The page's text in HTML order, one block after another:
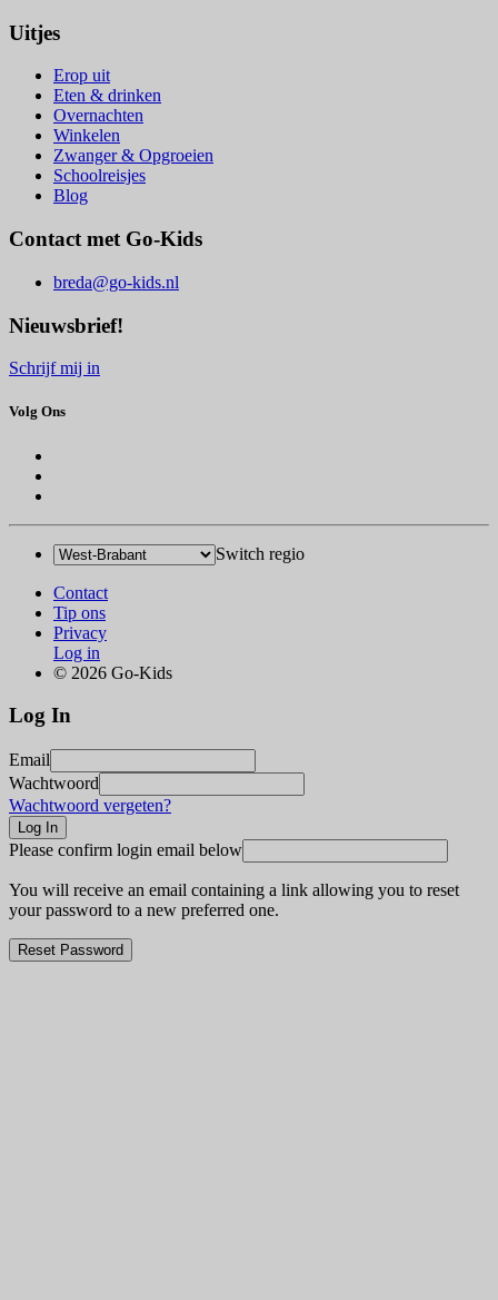
Uitjes
Erop uit
Eten & drinken
Overnachten
Winkelen
Zwanger & Opgroeien
Schoolreisjes
Blog
Contact met Go-Kids
breda@go-kids.nl
Nieuwsbrief!
Schrijf mij in
Volg Ons
Switch regio
Contact
Tip ons
Privacy
Log in
© 2026 Go-Kids
Log In
Email
Wachtwoord
Wachtwoord vergeten?
Please confirm login email below
You will receive an email containing a link allowing you to reset
your password to a new preferred one.